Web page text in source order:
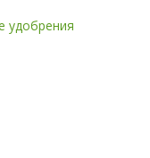
удобрения